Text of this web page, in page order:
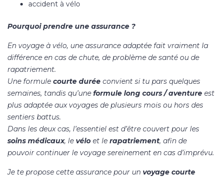
accident à vélo
Pourquoi prendre une assurance ?
En voyage à vélo, une assurance adaptée fait vraiment la
différence en cas de chute, de problème de santé ou de
rapatriement.
Une formule courte durée convient si tu pars quelques
semaines, tandis qu’une formule long cours / aventure est
plus adaptée aux voyages de plusieurs mois ou hors des
sentiers battus.
Dans les deux cas, l’essentiel est d’être couvert pour les
soins médicaux, le vélo et le rapatriement, afin de
pouvoir continuer le voyage sereinement en cas d’imprévu.
Je te propose cette assurance pour un voyage courte